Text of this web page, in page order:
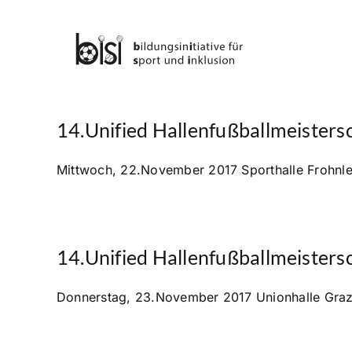
14.Unified
Mittwoch, 22.November 2017 Sporthalle
14.Unified
Donnerstag, 23.November 2017 Unionhalle